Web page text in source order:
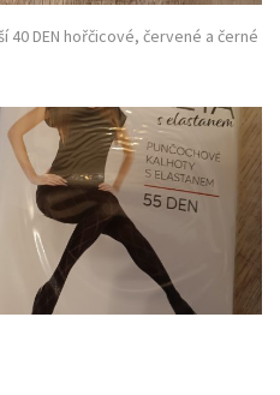
40 DEN hořčicové, červené a černé